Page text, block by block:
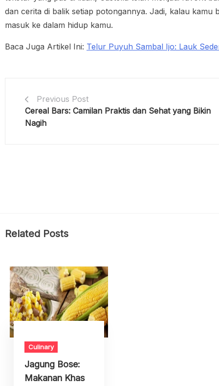
dan cerita di balik setiap potongannya. Jadi, kalau
masuk ke dalam hidup kamu.
Baca Juga Artikel Ini: Telur Puyuh Sambal Ijo: Lauk
Previous Post
Cereal Bars: Camilan Praktis dan Sehat yang Bikin
Nagih
Related Posts
Culinary
Jagung Bose:
Makanan Khas